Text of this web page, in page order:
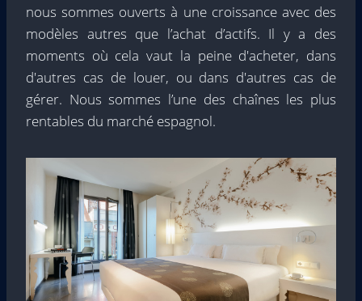
nous sommes ouverts à une croissance avec des
modèles autres que l’achat d’actifs. Il y a des
moments où cela vaut la peine d'acheter, dans
d'autres cas de louer, ou dans d'autres cas de
gérer. Nous sommes l’une des chaînes les plus
rentables du marché espagnol.